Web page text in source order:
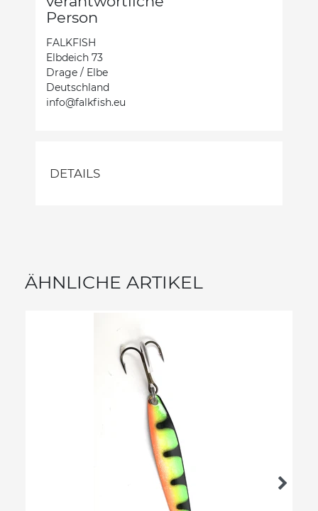
Person
FALKFISH
Elbdeich 73
Drage / Elbe
Deutschland
info@falkfish.eu
DETAILS
ÄHNLICHE ARTIKEL